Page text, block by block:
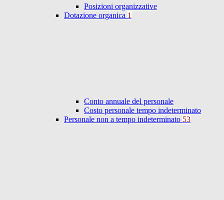
Posizioni organizzative
Dotazione organica 1
Conto annuale del personale
Costo personale tempo indeterminato
Personale non a tempo indeterminato 53